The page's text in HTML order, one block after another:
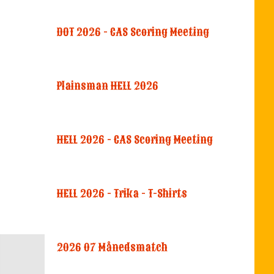
DOT 2026 - CAS Scoring Meeting
Plainsman HELL 2026
HELL 2026 - CAS Scoring Meeting
HELL 2026 - Trika - T-Shirts
2026 07 Månedsmatch